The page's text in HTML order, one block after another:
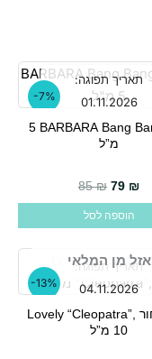
-7%
תאריך תפוגה:
01.11.2026
דבק BARBARA Bang Bang ‏5
מ”ל
85₪ 79 ₪
הוספה לסל
-13%
תאריך תפוגה:
04.11.2026
אזל מן המלאי
דבק שחור Lovely “Cleopatra”,
10 מ”ל